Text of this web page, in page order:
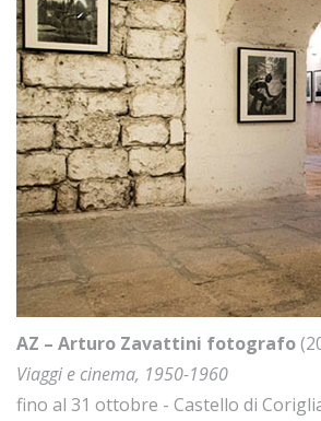
AZ – Arturo Zavattini fotografo
Viaggi e cinema, 1950-1960
fino al 31 ottobre - Castello di